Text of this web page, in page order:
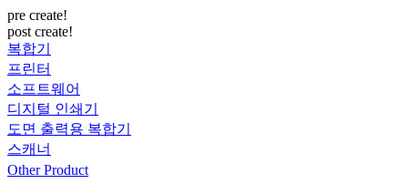
pre create!
post create!
복합기
프린터
소프트웨어
디지털 인쇄기
도면 출력용 복합기
스캐너
Other Product